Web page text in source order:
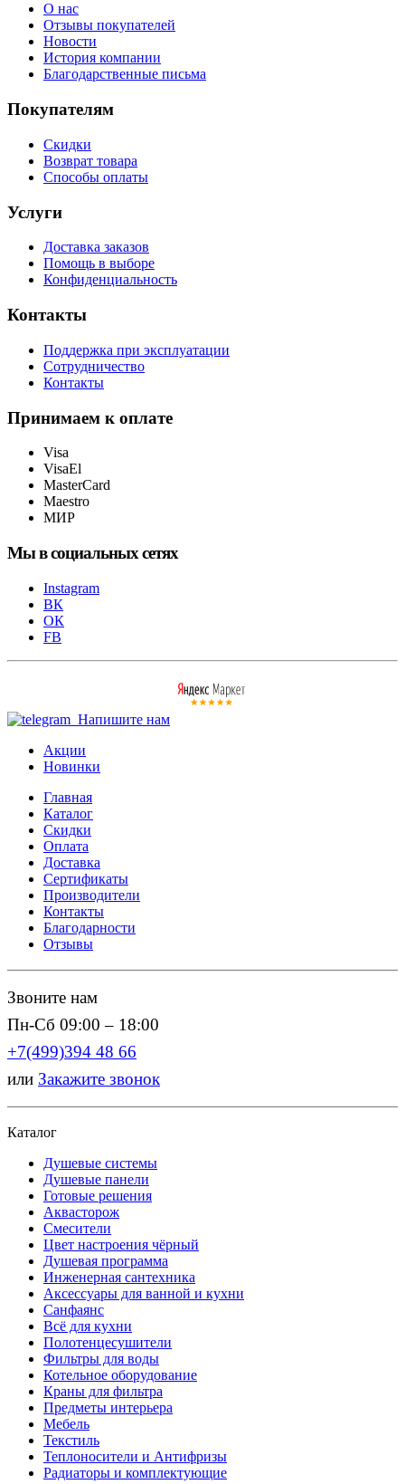
О нас
Отзывы покупателей
Новости
История компании
Благодарственные письма
Покупателям
Скидки
Возврат товара
Способы оплаты
Услуги
Доставка заказов
Помощь в выборе
Конфиденциальность
Контакты
Поддержка при эксплуатации
Сотрудничество
Контакты
Принимаем к оплате
Visa
VisaEl
MasterCard
Maestro
МИР
Мы в социальных сетях
Instagram
ВК
ОК
FB
Напишите нам
Акции
Новинки
Главная
Каталог
Скидки
Оплата
Доставка
Сертификаты
Производители
Контакты
Благодарности
Отзывы
Звоните нам
Пн-Сб 09:00 – 18:00
+7(499)394 48 66
или Закажите звонок
Каталог
Душевые системы
Душевые панели
Готовые решения
Аквасторож
Смесители
Цвет настроения чёрный
Душевая программа
Инженерная сантехника
Аксессуары для ванной и кухни
Санфаянс
Всё для кухни
Полотенцесушители
Фильтры для воды
Котельное оборудование
Краны для фильтра
Предметы интерьера
Мебель
Текстиль
Теплоносители и Антифризы
Радиаторы и комплектующие